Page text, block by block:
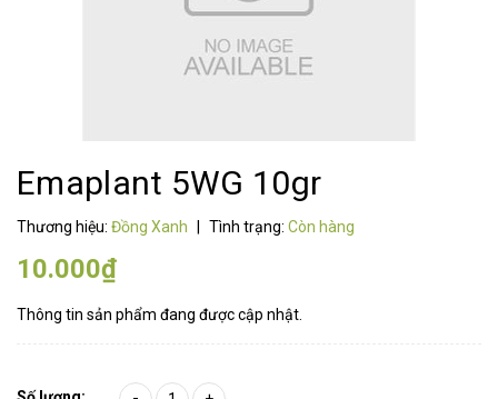
Emaplant 5WG 10gr
Thương hiệu: Đồng Xanh Tình trạng: Còn hàng
10.000₫
Thông tin sản phẩm đang được cập nhật.